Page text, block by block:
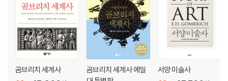
10 교회의 승리
- 13세기
11 귀족과 시민
- 14세기
곰브리치 세계사
곰브리치 세계사 예일
서양 미술사